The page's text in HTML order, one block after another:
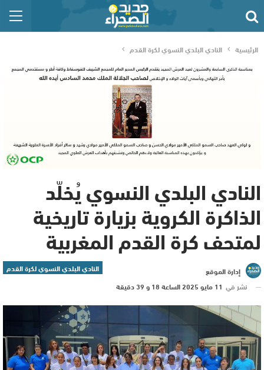
الرئيسية النادي البلدي النسوي لكرة القدم
النادي البلدي النسوي يُخلّد
الذاكرة الكروية بزيارة تاريخية
لمتحف كرة القدم المغربية
النادي البلدي النسوي لكرة القدم
إدارة الموقع
نشر في 11 مايو 2025 الساعة 18 و 39 دقيقة